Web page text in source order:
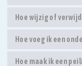
Hoe wijzig of
Hoe voeg ik een
Hoe maak ik een